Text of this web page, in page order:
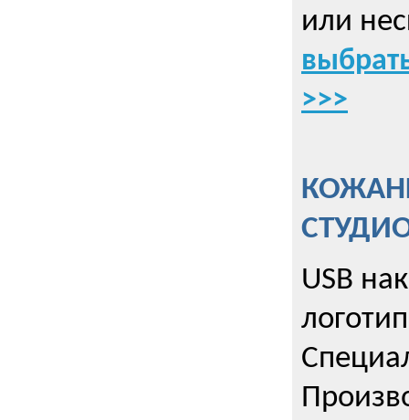
или
>>>
USB